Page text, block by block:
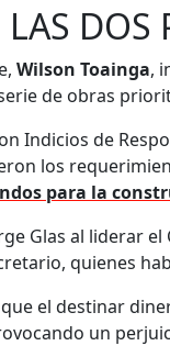
DOS
Wilson Toainga,
de obras
Indicios de
los
para la
Glas al liderar
quienes
el destinar
un